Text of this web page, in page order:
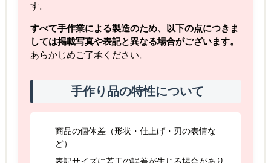
す。
すべて手作業による製造のため、以下の点につきま
しては掲載写真や表記と異なる場合がございます。
あらかじめご了承ください。
手作り品の特性について
商品の個体差（形状・仕上げ・刃の表情な
ど）